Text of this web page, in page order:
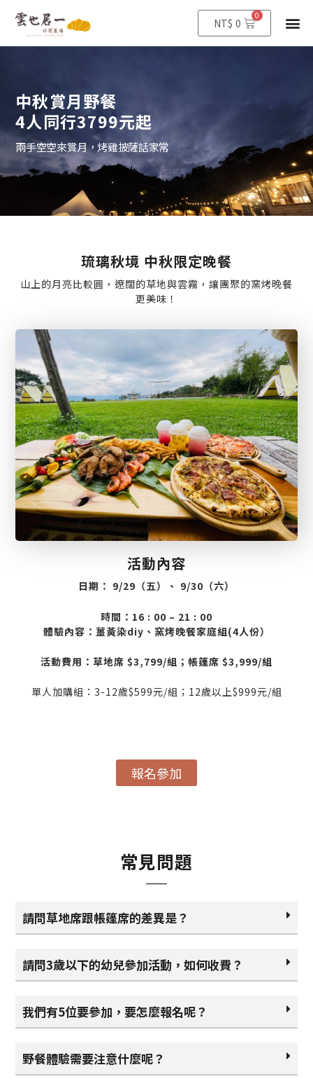
NT$ 0
0
購
物
籃
選
單
中秋賞月野餐
4人同行3799元起
兩手空空來賞月，烤雞披薩話家常
琉璃秋境 中秋限定晚餐
山上的月亮比較圓，遼闊的草地與雲霧，讓團聚的窯烤晚餐
更美味！
活動內容
日期： 9/29（五）、 9/30（六）
時間：16 : 00 – 21 : 00
體驗內容：薑黃染diy、窯烤晚餐家庭組(4人份）
活動費用：草地席 $3,799/組；帳篷席 $3,999/組
單人加購組：3-12歲$599元/組；12歲以上$999元/組
報名參加
常見問題
請問草地席跟帳篷席的差異是？
請問3歲以下的幼兒參加活動，如何收費？
我們有5位要參加，要怎麼報名呢？
野餐體驗需要注意什麼呢？